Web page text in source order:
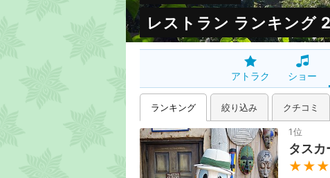
レストラン ランキング
アトラク ショー
ランキング 絞り込み クチコミ
1位
タス